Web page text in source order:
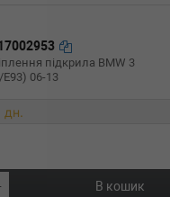
підкрила BMW 3
E93) 06-13
дн.
В кошик